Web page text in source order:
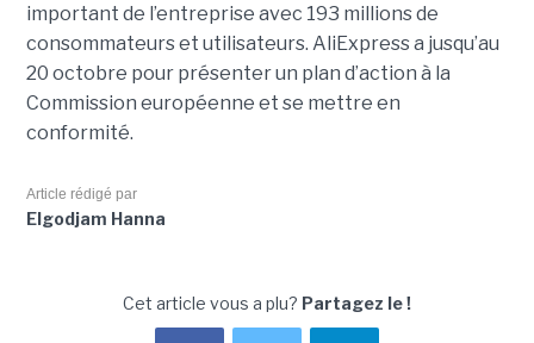
important de l’entreprise avec 193 millions de
consommateurs et utilisateurs. AliExpress a jusqu’au
20 octobre pour présenter un plan d’action à la
Commission européenne et se mettre en
conformité.
Article rédigé par
Elgodjam Hanna
Cet article vous a plu? Partagez le !